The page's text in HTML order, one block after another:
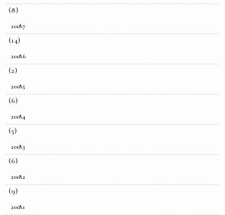
(8)
2018.7
(14)
2018.6
(2)
2018.5
(6)
2018.4
(5)
2018.3
(6)
2018.2
(9)
2018.1